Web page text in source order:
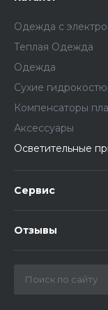
Одежда с
Теплая Одежда
Одежда
Сухие
Компенсаторы
Аксессуары
Осветительные
Сервис
Отзывы